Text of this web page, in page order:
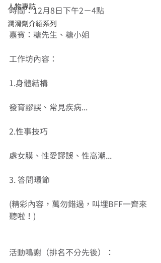
人物專訪
潤滑劑介紹系列
時間：12月8日下午2－4點
嘉賓：糖先生、糖小姐
工作坊內容：
1.身體結構
發育謬誤、常見疾病...
2.性事技巧
處女膜、性愛謬誤、性高潮...
3. 答問環節
(精彩內容，萬勿錯過，叫埋BFF一齊來
聽啦！)
活動鳴謝（排名不分先後）：